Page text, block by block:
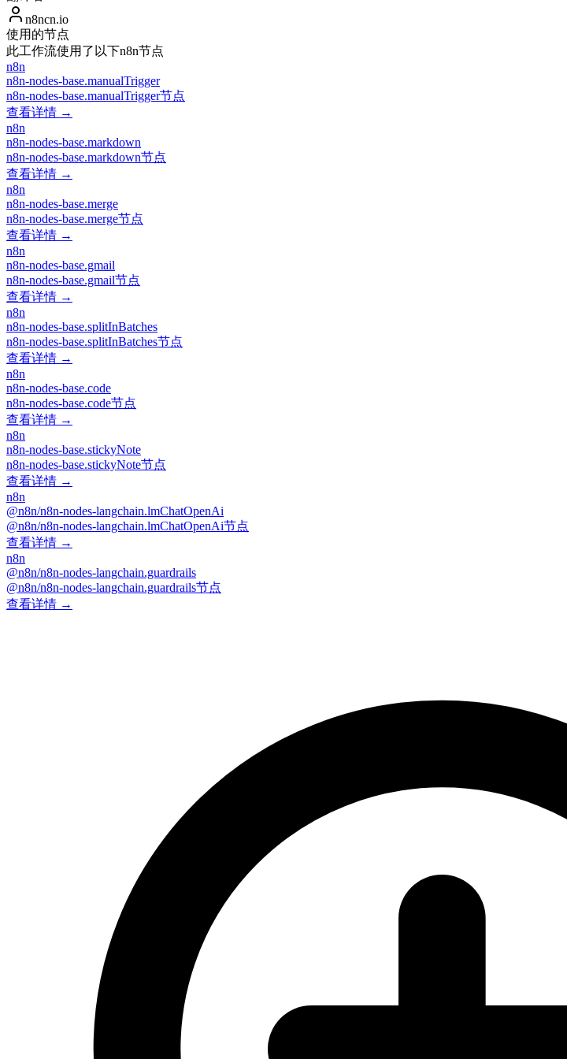
n8ncn.io
使用的节点
此工作流使用了以下n8n节点
n8n
n8n-nodes-base.manualTrigger
n8n-nodes-base.manualTrigger节点
查看详情 →
n8n
n8n-nodes-base.markdown
n8n-nodes-base.markdown节点
查看详情 →
n8n
n8n-nodes-base.merge
n8n-nodes-base.merge节点
查看详情 →
n8n
n8n-nodes-base.gmail
n8n-nodes-base.gmail节点
查看详情 →
n8n
n8n-nodes-base.splitInBatches
n8n-nodes-base.splitInBatches节点
查看详情 →
n8n
n8n-nodes-base.code
n8n-nodes-base.code节点
查看详情 →
n8n
n8n-nodes-base.stickyNote
n8n-nodes-base.stickyNote节点
查看详情 →
n8n
@n8n/n8n-nodes-langchain.lmChatOpenAi
@n8n/n8n-nodes-langchain.lmChatOpenAi节点
查看详情 →
n8n
@n8n/n8n-nodes-langchain.guardrails
@n8n/n8n-nodes-langchain.guardrails节点
查看详情 →